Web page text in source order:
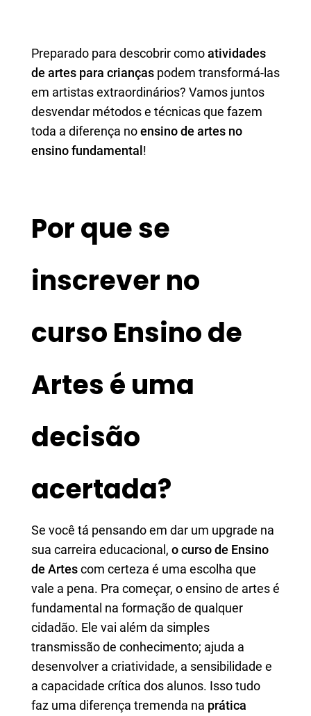
Preparado para descobrir comoatividades
de artes para crianças podem transformá-las
em artistas extraordinários? Vamos juntos
desvendar métodos e técnicas que fazem
toda a diferença noensino de artes no
ensino fundamental!
Por que se
inscrever no
curso Ensino de
Artes é uma
decisão
acertada?
Se você tá pensando em dar um upgrade na
sua carreira educacional, o curso de Ensino
de Artescom certeza é uma escolha que
vale a pena. Pra começar, o ensino de artes é
fundamental na formação de qualquer
cidadão. Ele vai além da simples
transmissão de conhecimento; ajuda a
desenvolver a criatividade, a sensibilidade e
a capacidade crítica dos alunos. Isso tudo
faz uma diferença tremenda na prática